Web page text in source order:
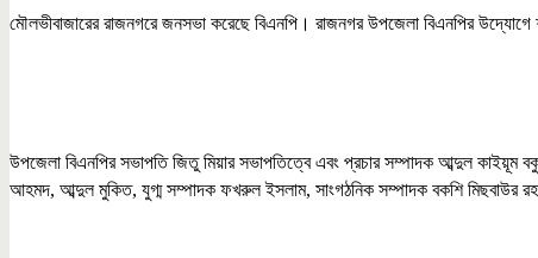
মৌলভীবাজারের রাজনগরে জনসভা করেছে বিএনপি। রাজনগর উপজেলা বিএনপির
উপজেলা বিএনপির সভাপতি জিতু মিয়ার সভাপতিত্বে এবং প্রচার সম্পাদক আব্দুল
আহমদ, আব্দুল মুকিত, যুগ্ম সম্পাদক ফখরুল ইসলাম, সাংগঠনিক সম্পাদক বকশি মিছবাউর